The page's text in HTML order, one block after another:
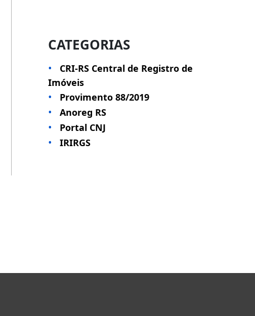
CATEGORIAS
CRI-RS Central de Registro de
Imóveis
Provimento 88/2019
Anoreg RS
Portal CNJ
IRIRGS